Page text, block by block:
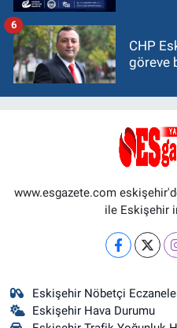
CHP
göreve
6
www.esgazete.com
ile Eskişehir
Eskişehir Nöbetçi
Eskişehir Hava Durumu